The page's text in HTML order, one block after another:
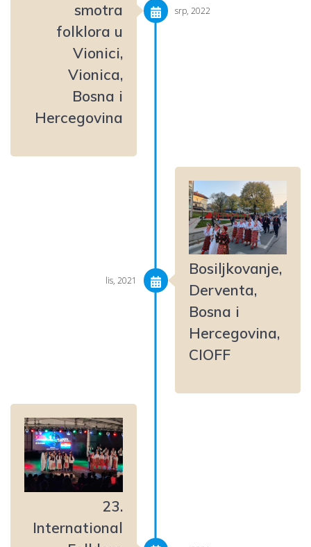
smotra
folklora u
Vionici,
Vionica,
Bosna i
Hercegovina
srp, 2022
Bosiljkovanje,
Derventa,
Bosna i
Hercegovina,
CIOFF
lis, 2021
23.
International